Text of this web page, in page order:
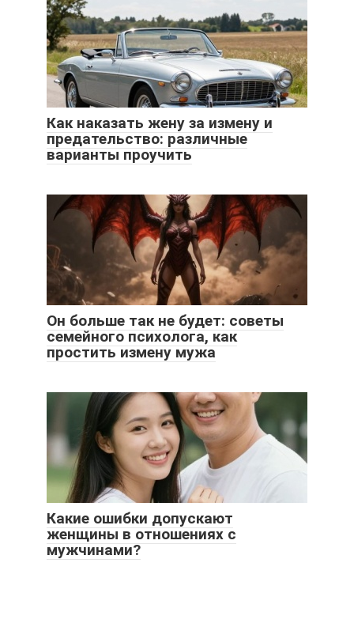
Как наказать жену за измену и
предательство: различные
варианты проучить
Он больше так не будет: советы
семейного психолога, как
простить измену мужа
Какие ошибки допускают
женщины в отношениях с
мужчинами?